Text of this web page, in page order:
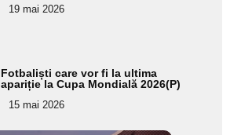
19 mai 2026
Fotbaliști care vor fi la ultima
apariție la Cupa Mondială 2026(P)
15 mai 2026